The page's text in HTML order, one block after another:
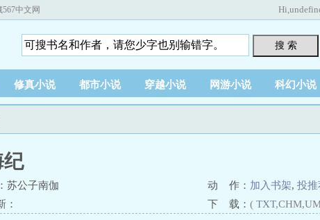
567中文网 Hi,
搜 索
修真小说 都市小说 穿越小说 网游小说 科幻小说
纪
公子南伽 动 作： 加入书架, 投推
：
下 载： ( TXT